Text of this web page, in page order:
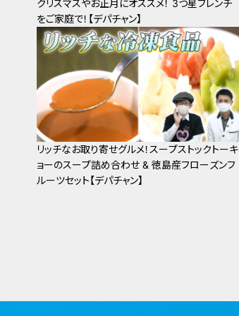
クリスマスやお正月にオススメ！ 3つ星フレンチ
をご家庭で！【デパチャン】
リッチなお取り寄せグルメ！スープストックトーキ
ョーのスープ詰め合わせ & 徳島産フローズンフ
ルーツセット【デパチャン】